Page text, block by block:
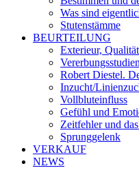
Was sind
Stutenstämme
BEURTEILUNG
Exterieur,
Robert Diestel.
Inzucht/
Vollbluteinfluss
Gefühl und
Zeitfehler und
Sprunggelenk
VERKAUF
NEWS